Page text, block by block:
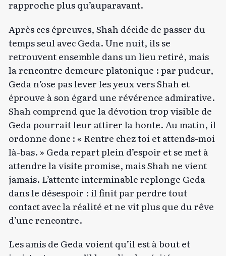
rapproche plus qu’auparavant.
Après ces épreuves, Shah décide de passer du
temps seul avec Geda. Une nuit, ils se
retrouvent ensemble dans un lieu retiré, mais
la rencontre demeure platonique : par pudeur,
Geda n’ose pas lever les yeux vers Shah et
éprouve à son égard une révérence admirative.
Shah comprend que la dévotion trop visible de
Geda pourrait leur attirer la honte. Au matin, il
ordonne donc : « Rentre chez toi et attends-moi
là-bas. » Geda repart plein d’espoir et se met à
attendre la visite promise, mais Shah ne vient
jamais. L’attente interminable replonge Geda
dans le désespoir : il finit par perdre tout
contact avec la réalité et ne vit plus que du rêve
d’une rencontre.
Les amis de Geda voient qu’il est à bout et